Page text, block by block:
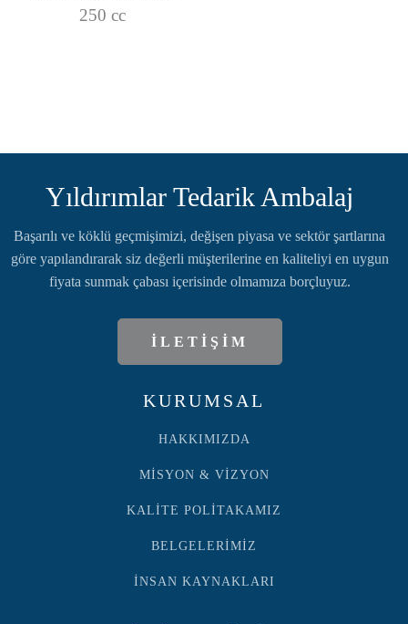
250 cc
Yıldırımlar Tedarik Ambalaj
Başarılı ve köklü geçmişimizi, değişen piyasa ve sektör şartlarına
göre yapılandırarak siz değerli müşterilerine en kaliteliyi en uygun
fiyata sunmak çabası içerisinde olmamıza borçluyuz.
İLETİŞİM
KURUMSAL
HAKKIMIZDA
MİSYON & VİZYON
KALİTE POLİTAKAMIZ
BELGELERİMİZ
İNSAN KAYNAKLARI